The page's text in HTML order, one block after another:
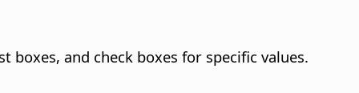
boxes, and check boxes for specific values.